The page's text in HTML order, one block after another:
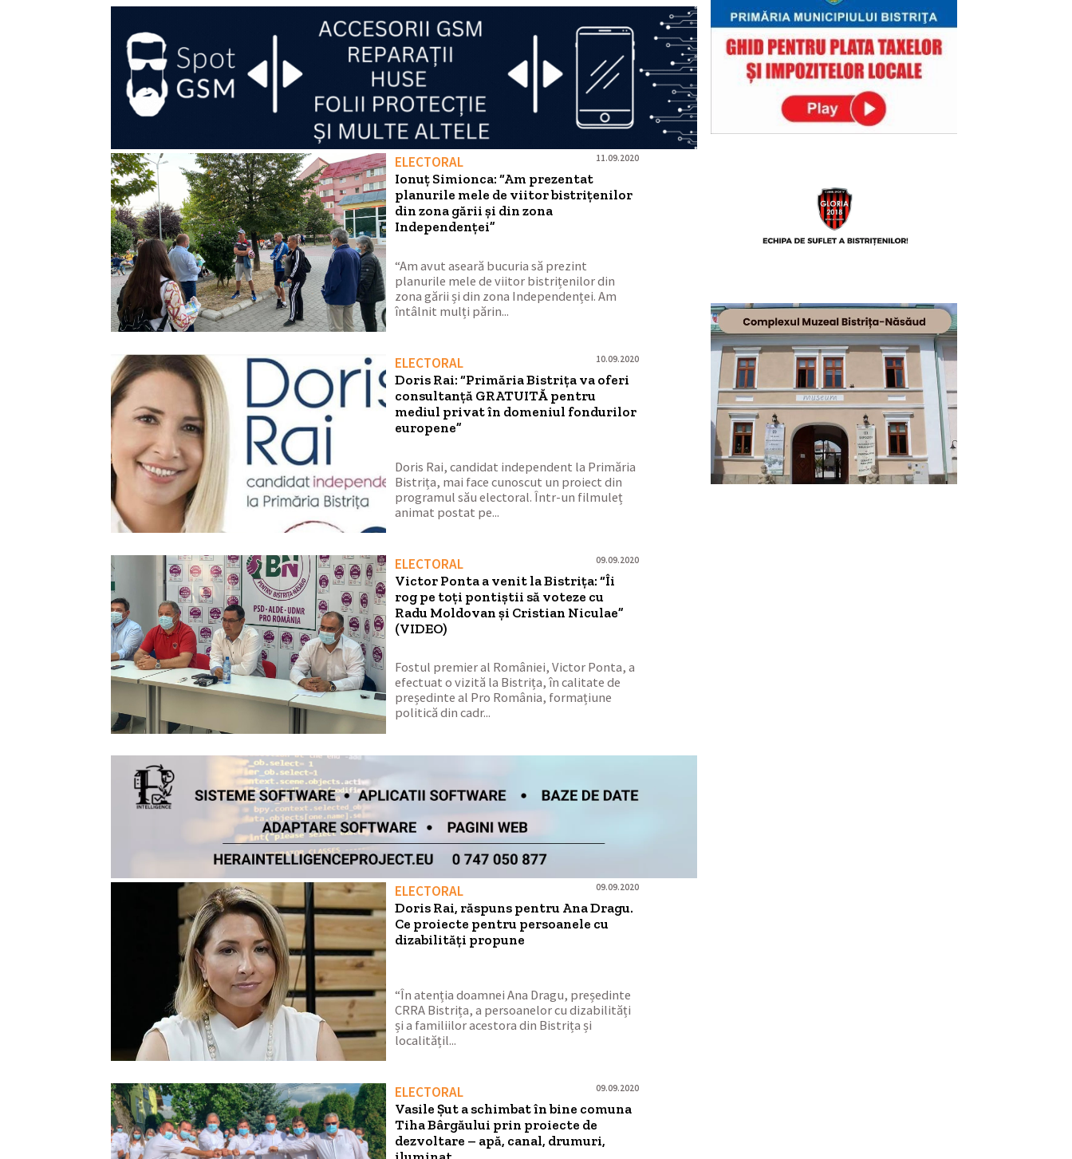
ELECTORAL 11.09.2020
Ionuț Simionca: “Am prezentat
planurile mele de viitor bistrițenilor
din zona gării și din zona
Independenței”
“Am avut aseară bucuria să prezint
planurile mele de viitor bistrițenilor din
zona gării și din zona Independenței. Am
întâlnit mulți părin...
ELECTORAL 10.09.2020
Doris Rai: “Primăria Bistrița va oferi
consultanță GRATUITĂ pentru
mediul privat în domeniul fondurilor
europene”
Doris Rai, candidat independent la Primăria
Bistrița, mai face cunoscut un proiect din
programul său electoral. Într-un filmuleț
animat postat pe...
ELECTORAL 09.09.2020
Victor Ponta a venit la Bistrița: “Îi
rog pe toți pontiștii să voteze cu
Radu Moldovan și Cristian Niculae”
(VIDEO)
Fostul premier al României, Victor Ponta, a
efectuat o vizită la Bistrița, în calitate de
președinte al Pro România, formațiune
politică din cadr...
ELECTORAL 09.09.2020
Doris Rai, răspuns pentru Ana Dragu.
Ce proiecte pentru persoanele cu
dizabilități propune
“În atenția doamnei Ana Dragu, președinte
CRRA Bistrița, a persoanelor cu dizabilități
și a familiilor acestora din Bistrița și
localitățil...
ELECTORAL 09.09.2020
Vasile Șut a schimbat în bine comuna
Tiha Bârgăului prin proiecte de
dezvoltare – apă, canal, drumuri,